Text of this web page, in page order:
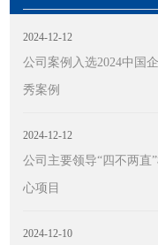
2024-12-12
公司案例入选2024中国
秀案例
2024-12-12
公司主要领导“四不两直
心项目
2024-12-10